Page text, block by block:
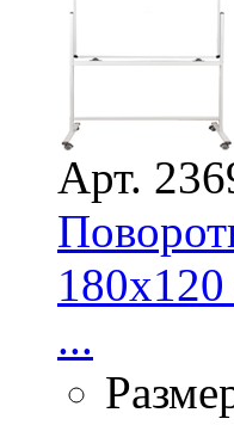
Арт.
...